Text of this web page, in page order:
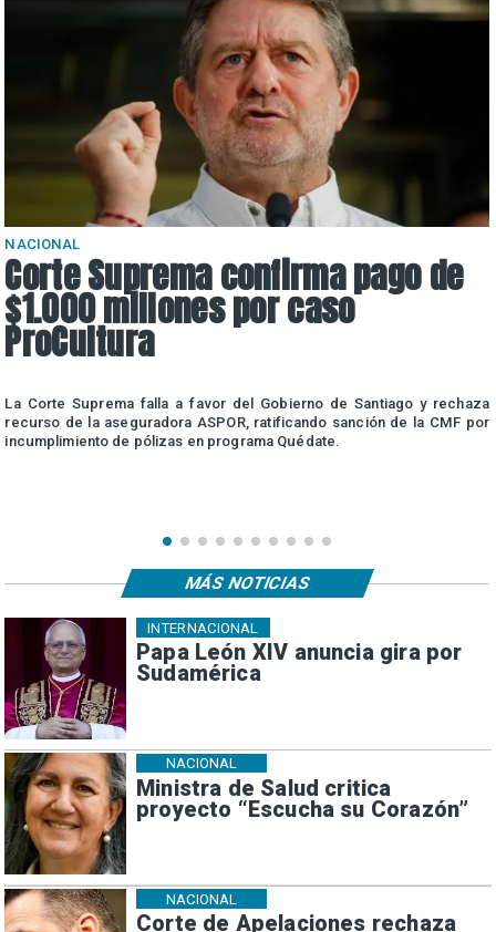
NACIONAL
Corte Suprema confirma pago de
$1.000 millones por caso
ProCultura
La Corte Suprema falla a favor del Gobierno de Santiago y rechaza
recurso de la aseguradora ASPOR, ratificando sanción de la CMF por
incumplimiento de pólizas en programa Quédate.
Papa León XIV anuncia gira por
Sudamérica
INTERNACIONAL
Ministra de Salud critica
proyecto “Escucha su Corazón”
NACIONAL
Corte de Apelaciones rechaza
NACIONAL
MÁS NOTICIAS